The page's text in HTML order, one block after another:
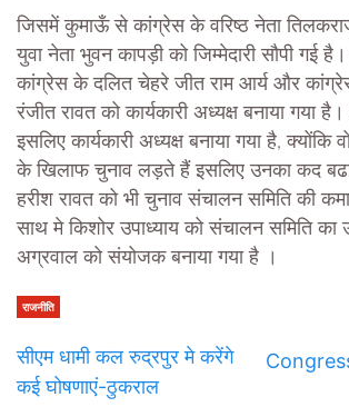
जिसमें कुमाऊँ से कांग्रेस के वरिष्ठ नेता
युवा नेता भुवन कापड़ी को जिम्मेदारी सौपी गई
कांग्रेस के दलित चेहरे जीत राम आर्य और
रंजीत रावत को कार्यकारी अध्यक्ष बनाया गया
इसलिए कार्यकारी अध्यक्ष बनाया गया है, क्योंकि
के खिलाफ चुनाव लड़ते हैं इसलिए उनका कद
हरीश रावत को भी चुनाव संचालन समिति की
साथ मे किशोर उपाध्याय को संचालन समिति का
अग्रवाल को संयोजक बनाया गया है ।
राजनीति
सीएम धामी कल रुद्रपुर मे करेंगे
कई घोषणाएं-ठुकराल